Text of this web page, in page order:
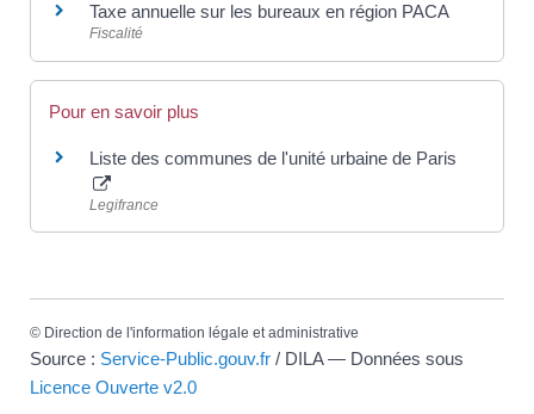
Taxe annuelle sur les bureaux en région PACA
Fiscalité
Pour en savoir plus
Liste des communes de l'unité urbaine de Paris
Legifrance
© Direction de l'information légale et administrative
Source : Service-Public.gouv.fr / DILA — Données sous
Licence Ouverte v2.0